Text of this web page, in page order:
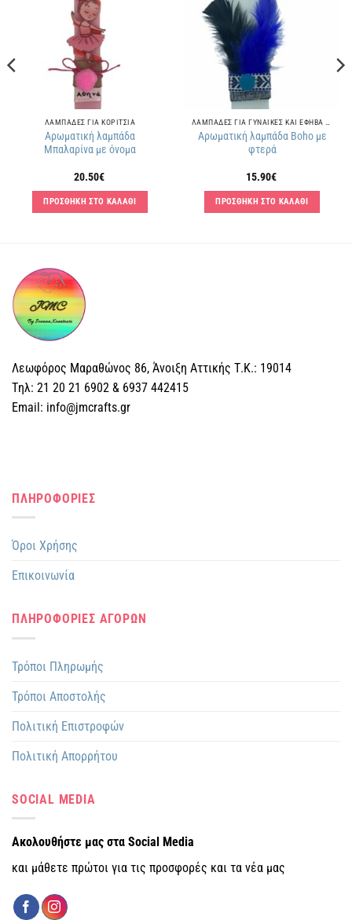
ΛΑΜΠΑΔΕΣ ΓΙΑ ΚΟΡΙΤΣΙΑ
Αρωματική λαμπάδα
Μπαλαρίνα με όνομα
20.50€
ΠΡΟΣΘΗΚΗ ΣΤΟ ΚΑΛΑΘΙ
Αρωματική λαμπάδα Boho με
φτερά
15.90€
ΠΡΟΣΘΗΚΗ ΣΤΟ ΚΑΛΑΘΙ
Λεωφόρος Μαραθώνος 86, Άνοιξη Αττικής Τ.Κ.: 19014
Tηλ: 21 20 21 6902 & 6937 442415
Email: info@jmcrafts.gr
ΠΛΗΡΟΦΟΡΙΕΣ
Όροι Χρήσης
Επικοινωνία
ΠΛΗΡΟΦΟΡΙΕΣ ΑΓΟΡΩΝ
Τρόποι Πληρωμής
Τρόποι Αποστολής
Πολιτική Επιστροφών
Πολιτική Απορρήτου
SOCIAL MEDIA
Ακολουθήστε μας στα Social Media
και μάθετε πρώτοι για τις προσφορές και τα νέα μας